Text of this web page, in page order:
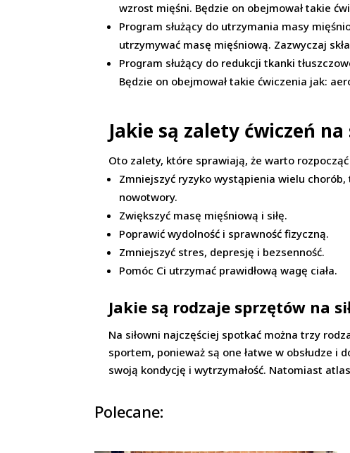
wzrost mięśni. Będzie on obejmował takie
Program służący do utrzymania masy
utrzymywać masę mięśniową. Zazwyczaj
Program służący do redukcji tkanki
Będzie on obejmował takie ćwiczenia jak:
Jakie są zalety ćwiczeń na
Oto zalety, które sprawiają, że warto
Zmniejszyć ryzyko wystąpienia wielu
nowotwory.
Zwiększyć masę mięśniową i siłę.
Poprawić wydolność i sprawność fizyczną.
Zmniejszyć stres, depresję i bezsenność.
Pomóc Ci utrzymać prawidłową wagę ciała.
Jakie są rodzaje sprzętów na
Na siłowni najczęściej spotkać można trzy
sportem, ponieważ są one łatwe w obsłudze
swoją kondycję i wytrzymałość. Natomiast
Polecane: